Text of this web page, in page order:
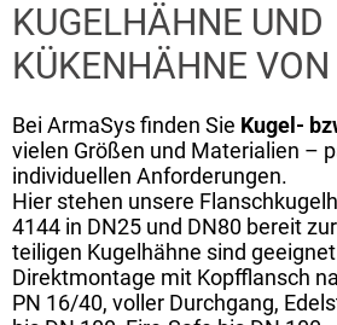
KUGELHÄHNE UND
KÜKENHÄHNE
Bei ArmaSys finden Sie Kugel-
vielen Größen und Materialien –
individuellen Anforderungen.
Hier stehen unsere
4144 in DN25 und DN80 bereit
teiligen Kugelhähne sind
Direktmontage mit Kopfflansch
PN 16/40, voller Durchgang,